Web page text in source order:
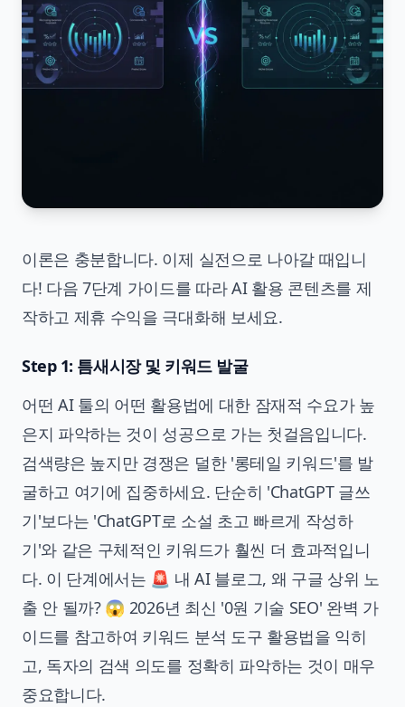
이론은 충분합니다. 이제 실전으로 나아갈 때입니
다! 다음 7단계 가이드를 따라 AI 활용 콘텐츠를 제
작하고 제휴 수익을 극대화해 보세요.
Step 1: 틈새시장 및 키워드 발굴
어떤 AI 툴의 어떤 활용법에 대한 잠재적 수요가 높
은지 파악하는 것이 성공으로 가는 첫걸음입니다.
검색량은 높지만 경쟁은 덜한 '롱테일 키워드'를 발
굴하고 여기에 집중하세요. 단순히 'ChatGPT 글쓰
기'보다는 'ChatGPT로 소설 초고 빠르게 작성하
기'와 같은 구체적인 키워드가 훨씬 더 효과적입니
다. 이 단계에서는 🚨 내 AI 블로그, 왜 구글 상위 노
출 안 될까? 😱 2026년 최신 '0원 기술 SEO' 완벽 가
이드를 참고하여 키워드 분석 도구 활용법을 익히
고, 독자의 검색 의도를 정확히 파악하는 것이 매우
중요합니다.